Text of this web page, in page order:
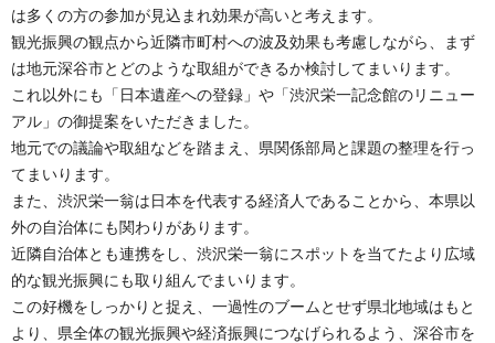
は多くの方の参加が見込まれ効果が高いと考えます。
観光振興の観点から近隣市町村への波及効果も考慮しながら、まず
は地元深谷市とどのような取組ができるか検討してまいります。
これ以外にも「日本遺産への登録」や「渋沢栄一記念館のリニュー
アル」の御提案をいただきました。
地元での議論や取組などを踏まえ、県関係部局と課題の整理を行っ
てまいります。
また、渋沢栄一翁は日本を代表する経済人であることから、本県以
外の自治体にも関わりがあります。
近隣自治体とも連携をし、渋沢栄一翁にスポットを当てたより広域
的な観光振興にも取り組んでまいります。
この好機をしっかりと捉え、一過性のブームとせず県北地域はもと
より、県全体の観光振興や経済振興につなげられるよう、深谷市を